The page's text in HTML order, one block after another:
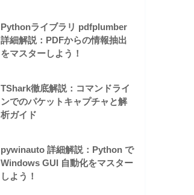
Pythonライブラリ pdfplumber
詳細解説：PDFからの情報抽出
をマスターしよう！
TShark徹底解説：コマンドライ
ンでのパケットキャプチャと解
析ガイド
pywinauto 詳細解説：Python で
Windows GUI 自動化をマスター
しよう！